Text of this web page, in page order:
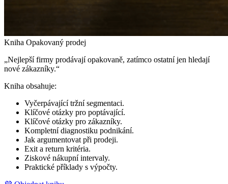
Kniha Opakovaný prodej
„Nejlepší firmy prodávají opakovaně, zatímco ostatní jen hledají
nové zákazníky.“
Kniha obsahuje:
Vyčerpávající tržní segmentaci.
Klíčové otázky pro poptávající.
Klíčové otázky pro zákazníky.
Kompletní diagnostiku podnikání.
Jak argumentovat při prodeji.
Exit a return kritéria.
Ziskové nákupní intervaly.
Praktické příklady s výpočty.